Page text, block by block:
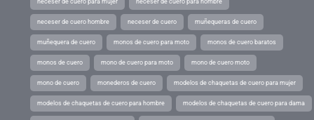
neceser de cuero hombre neceser de cuero muñequeras de cuero
muñequera de cuero monos de cuero para moto monos de cuero baratos
monos de cuero mono de cuero para moto mono de cuero moto
mono de cuero monederos de cuero modelos de chaquetas de cuero para mujer
modelos de chaquetas de cuero para hombre modelos de chaquetas de cuero para dama